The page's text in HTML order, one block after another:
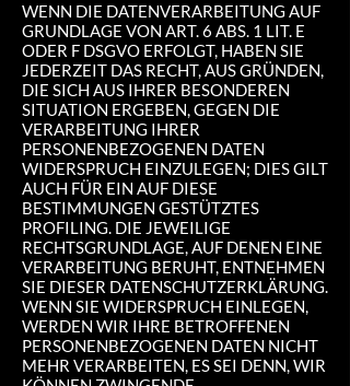
WENN DIE DATENVERARBEITUNG AUF
GRUNDLAGE VON ART. 6 ABS. 1 LIT. E
ODER F DSGVO ERFOLGT, HABEN SIE
JEDERZEIT DAS RECHT, AUS GRÜNDEN,
DIE SICH AUS IHRER BESONDEREN
SITUATION ERGEBEN, GEGEN DIE
VERARBEITUNG IHRER
PERSONENBEZOGENEN DATEN
WIDERSPRUCH EINZULEGEN; DIES GILT
AUCH FÜR EIN AUF DIESE
BESTIMMUNGEN GESTÜTZTES
PROFILING. DIE JEWEILIGE
RECHTSGRUNDLAGE, AUF DENEN EINE
VERARBEITUNG BERUHT, ENTNEHMEN
SIE DIESER DATENSCHUTZERKLÄRUNG.
WENN SIE WIDERSPRUCH EINLEGEN,
WERDEN WIR IHRE BETROFFENEN
PERSONENBEZOGENEN DATEN NICHT
MEHR VERARBEITEN, ES SEI DENN, WIR